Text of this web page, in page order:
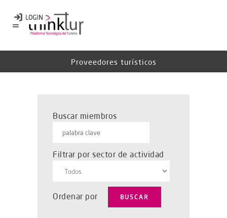
Proveedores turísticos
Buscar miembros
Filtrar por sector de actividad
Ordenar por